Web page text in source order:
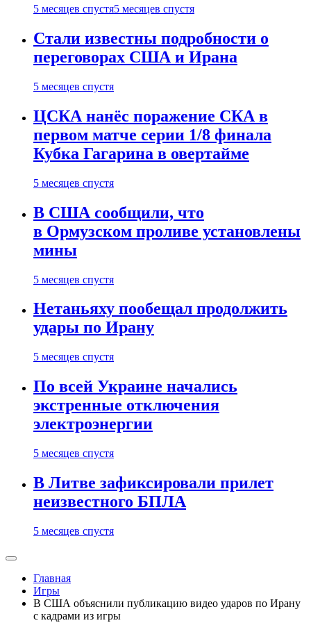
5 месяцев спустя5 месяцев спустя
Стали известны подробности о
переговорах США и Ирана
5 месяцев спустя
ЦСКА нанёс поражение СКА в
первом матче серии 1/8 финала
Кубка Гагарина в овертайме
5 месяцев спустя
В США сообщили, что
в Ормузском проливе установлены
мины
5 месяцев спустя
Нетаньяху пообещал продолжить
удары по Ирану
5 месяцев спустя
По всей Украине начались
экстренные отключения
электроэнергии
5 месяцев спустя
В Литве зафиксировали прилет
неизвестного БПЛА
5 месяцев спустя
Главная
Игры
В США объяснили публикацию видео ударов по Ирану
с кадрами из игры